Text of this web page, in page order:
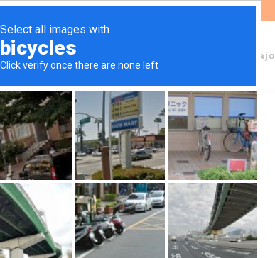
Sobre Fundeps Áreas de trabajo
ambiental y
en Chacras de la